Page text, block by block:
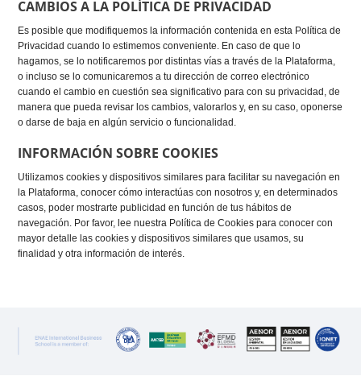
CAMBIOS A LA POLÍTICA DE PRIVACIDAD
Es posible que modifiquemos la información contenida en esta Política de
Privacidad cuando lo estimemos conveniente. En caso de que lo
hagamos, se lo notificaremos por distintas vías a través de la Plataforma,
o incluso se lo comunicaremos a tu dirección de correo electrónico
cuando el cambio en cuestión sea significativo para con su privacidad, de
manera que pueda revisar los cambios, valorarlos y, en su caso, oponerse
o darse de baja en algún servicio o funcionalidad.
INFORMACIÓN SOBRE COOKIES
Utilizamos cookies y dispositivos similares para facilitar su navegación en
la Plataforma, conocer cómo interactúas con nosotros y, en determinados
casos, poder mostrarte publicidad en función de tus hábitos de
navegación. Por favor, lee nuestra Política de Cookies para conocer con
mayor detalle las cookies y dispositivos similares que usamos, su
finalidad y otra información de interés.